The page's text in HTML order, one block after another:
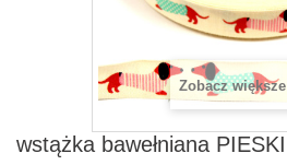
Zobacz większe
wstążka bawełniana PIESKI